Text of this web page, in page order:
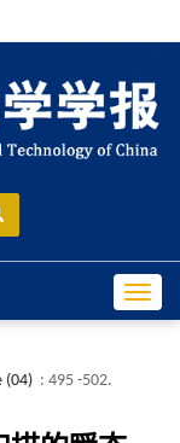
(04) : 495 -502.